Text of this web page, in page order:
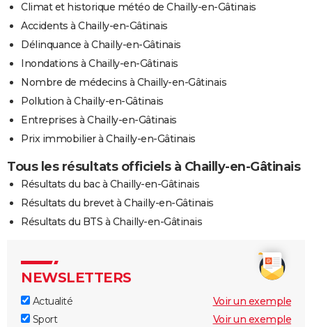
Climat et historique météo de Chailly-en-Gâtinais
Accidents à Chailly-en-Gâtinais
Délinquance à Chailly-en-Gâtinais
Inondations à Chailly-en-Gâtinais
Nombre de médecins à Chailly-en-Gâtinais
Pollution à Chailly-en-Gâtinais
Entreprises à Chailly-en-Gâtinais
Prix immobilier à Chailly-en-Gâtinais
Tous les résultats officiels à Chailly-en-Gâtinais
Résultats du bac à Chailly-en-Gâtinais
Résultats du brevet à Chailly-en-Gâtinais
Résultats du BTS à Chailly-en-Gâtinais
NEWSLETTERS
Actualité
Voir un exemple
Sport
Voir un exemple